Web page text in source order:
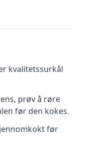
kvalitetssurkål
prøv å røre
før den kokes.
før